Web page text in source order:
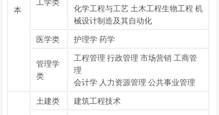
本
工学类
化学工程与工艺 土木工程生物工程 机
械设计制造及其自动化
医学类 护理学 药学
管理学
类
工程管理 行政管理 市场营销 工商管
理
会计学 人力资源管理 公共事业管理
土建类 建筑工程技术